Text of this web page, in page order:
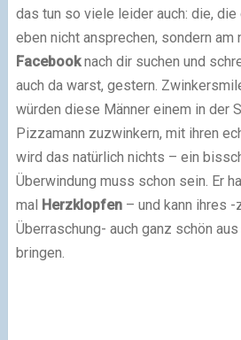
das tun so viele leider auch: die,
eben nicht ansprechen, sondern am
Facebooknach dir suchen und
auch da warst, gestern.
würden diese Männer einem in der
Pizzamann zuzwinkern, mit ihren
wird das natürlich nichts – ein
Überwindung muss schon sein. Er
mal Herzklopfen– und kann ihres -
Überraschung- auch ganz schön
bringen.